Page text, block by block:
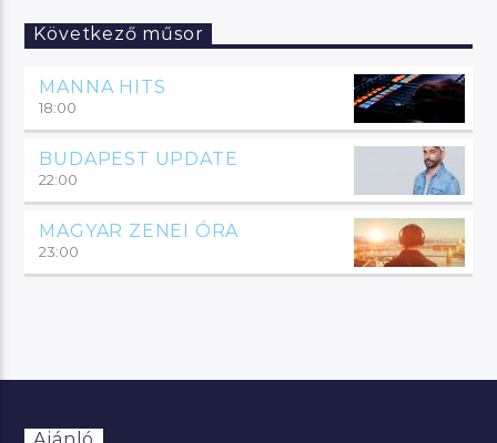
Következő műsor
MANNA HITS
18:00
BUDAPEST UPDATE
22:00
MAGYAR ZENEI ÓRA
23:00